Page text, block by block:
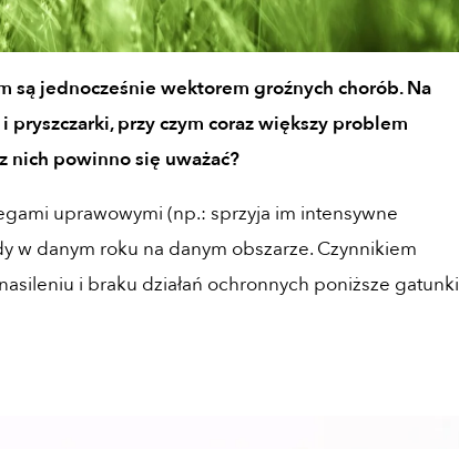
są jednocześnie wektorem groźnych chorób. Na
przy czym coraz większy problem
nich powinno się uważać?
uprawowymi (np.: sprzyja im intensywne
w danym roku na danym obszarze. Czynnikiem
i braku działań ochronnych poniższe gatunki